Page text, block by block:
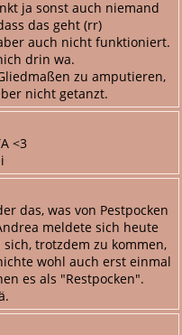
ja sonst auch niemand
das geht (rr)
auch nicht funktioniert.
drin wa.
zu amputieren,
nicht getanzt.
<3
das, was von Pestpocken
meldete sich heute
trotzdem zu kommen,
wohl auch erst einmal
es als "Restpocken".